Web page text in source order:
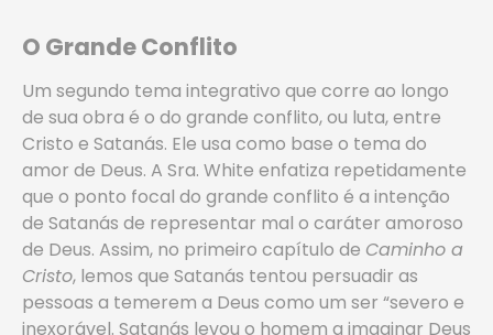
O Grande Conflito
Um segundo tema integrativo que corre ao longo
de sua obra é o do grande conflito, ou luta, entre
Cristo e Satanás. Ele usa como base o tema do
amor de Deus. A Sra. White enfatiza repetidamente
que o ponto focal do grande conflito é a intenção
de Satanás de representar mal o caráter amoroso
de Deus. Assim, no primeiro capítulo de Caminho a
Cristo, lemos que Satanás tentou persuadir as
pessoas a temerem a Deus como um ser “severo e
inexorável. Satanás levou o homem a imaginar Deus